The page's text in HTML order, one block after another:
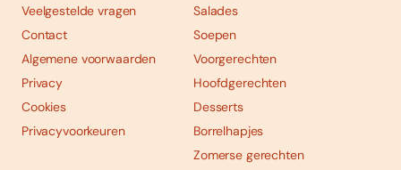
Veelgestelde vragen
Contact
Algemene voorwaarden
Privacy
Cookies
Privacyvoorkeuren
Salades
Soepen
Voorgerechten
Hoofdgerechten
Desserts
Borrelhapjes
Zomerse gerechten